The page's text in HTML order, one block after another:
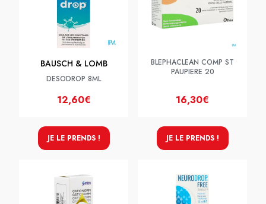
BAUSCH & LOMB
DESODROP 8ML
12,60€
JE LE PRENDS !
BLEPHACLEAN COMP ST
PAUPIERE 20
16,30€
JE LE PRENDS !